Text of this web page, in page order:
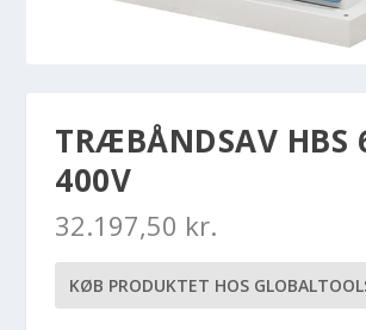
TRÆBÅNDSAV HBS
400V
32.197,50 kr.
KØB PRODUKTET HOS